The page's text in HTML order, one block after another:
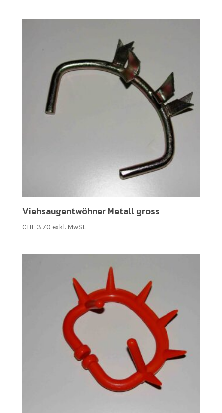
Viehsaugentwöhner Metall gross
CHF3.70 exkl. MwSt.